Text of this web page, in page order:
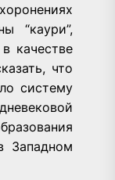
“каури”,
качестве
что
систему
Западном